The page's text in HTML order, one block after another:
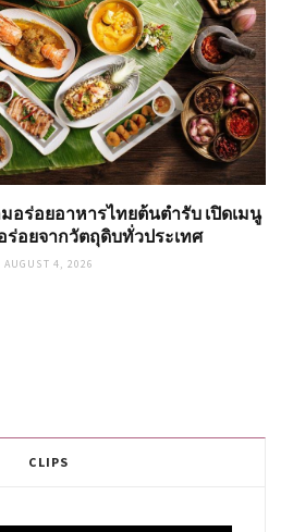
อร่อยอาหารไทยต้นตำรับ เปิดเมนู
อยจากวัตถุดิบทั่วประเทศ
AUGUST 4, 2026
CLIPS